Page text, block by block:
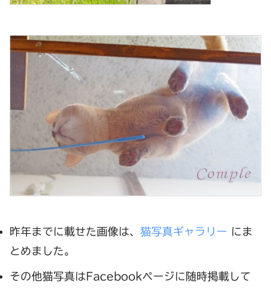
昨年までに載せた画像は、 猫写真ギャラリー にま
とめました。
その他猫写真はFacebookページに随時掲載して